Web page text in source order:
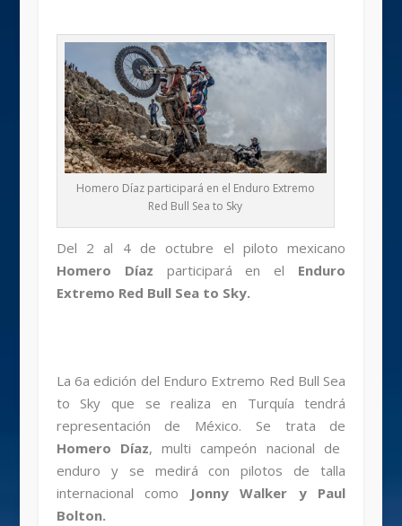
Homero Díaz participará en el Enduro Extremo
Red Bull Sea to Sky
Del 2 al 4 de octubre el piloto mexicano
Homero Díaz participará en el Enduro
Extremo Red Bull Sea to Sky.
La 6a edición del Enduro Extremo Red Bull Sea
to Sky que se realiza en Turquía tendrá
representación de México. Se trata de
Homero Díaz, multi campeón nacional de
enduro y se medirá con pilotos de talla
internacional como
Jonny Walker y Paul
Bolton.